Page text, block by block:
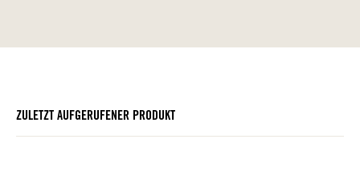
ZULETZT AUFGERUFENER PRODUKT